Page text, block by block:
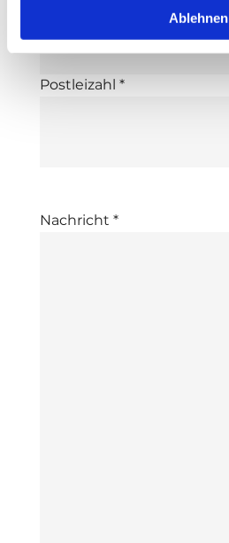
Ablehnen
Postleizahl *
Nachricht *